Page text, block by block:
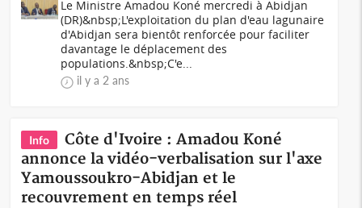
Le Ministre Amadou Koné mercredi à Abidjan
(DR)&nbsp;L'exploitation du plan d'eau lagunaire
d'Abidjan sera bientôt renforcée pour faciliter
davantage le déplacement des
populations.&nbsp;C'e...
il y a 2 ans
Info
Côte d'Ivoire : Amadou Koné
annonce la vidéo-verbalisation sur l'axe
Yamoussoukro-Abidjan et le
recouvrement en temps réel